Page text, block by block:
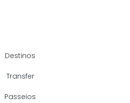
Destinos
Transfer
Passeios